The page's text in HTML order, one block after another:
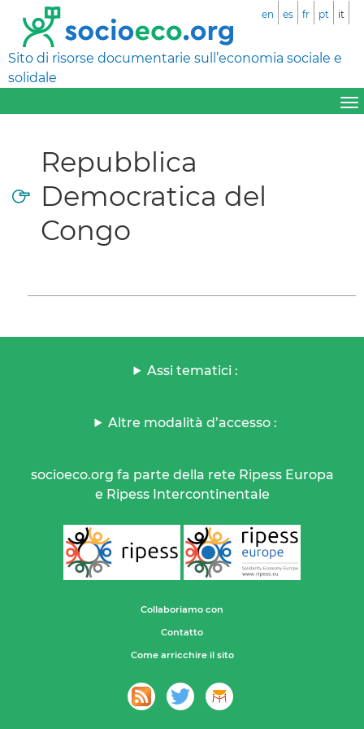
Sito di risorse documentarie sull’economia sociale e
solidale
en es fr pt it
Repubblica
Democratica del
Congo
Assi tematici :
Altre modalità d’accesso :
socioeco.org fa parte della rete Ripess Europa
e Ripess Intercontinentale
Collaboriamo con
Contatto
Come arricchire il sito